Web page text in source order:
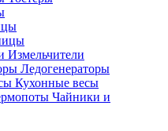
Измельчители
Ледогенераторы
Кухонные весы
Чайники и